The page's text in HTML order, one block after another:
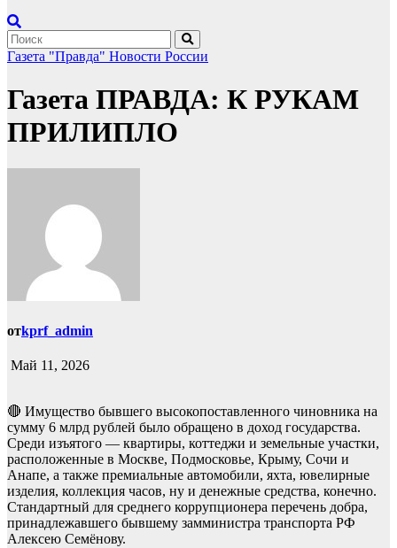
Газета "Правда" Новости России
Газета ПРАВДА: К РУКАМ
ПРИЛИПЛО
отkprf_admin
Май 11, 2026
🔴 Имущество бывшего высокопоставленного чиновника на
сумму 6 млрд рублей было обращено в доход государства.
Среди изъятого — квартиры, коттеджи и земельные участки,
расположенные в Москве, Подмосковье, Крыму, Сочи и
Анапе, а также премиальные автомобили, яхта, ювелирные
изделия, коллекция часов, ну и денежные средства, конечно.
Стандартный для среднего коррупционера перечень добра,
принадлежавшего бывшему замминистра транспорта РФ
Алексею Семёнову.